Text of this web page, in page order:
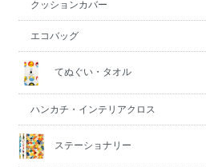
クッションカバー
エコバッグ
てぬぐい・タオル
ハンカチ・インテリアクロス
ステーショナリー